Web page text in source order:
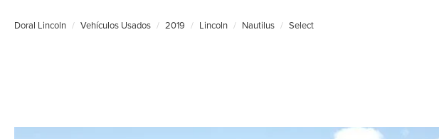
Doral Lincoln Vehículos Usados 2019 Lincoln Nautilus Select